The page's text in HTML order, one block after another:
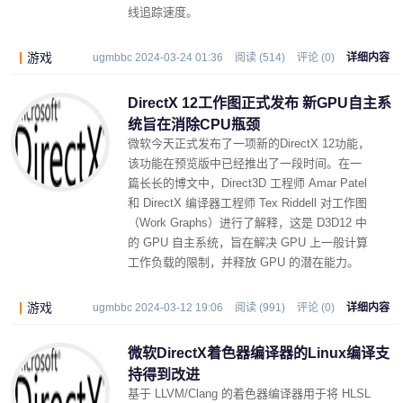
线追踪速度。
游戏 ugmbbc 2024-03-24 01:36 阅读 (514) 评论 (0) 详细内容
DirectX 12工作图正式发布 新GPU自主系
统旨在消除CPU瓶颈
微软今天正式发布了一项新的DirectX 12功能，
该功能在预览版中已经推出了一段时间。在一
篇长长的博文中，Direct3D 工程师 Amar Patel
和 DirectX 编译器工程师 Tex Riddell 对工作图
（Work Graphs）进行了解释，这是 D3D12 中
的 GPU 自主系统，旨在解决 GPU 上一般计算
工作负载的限制，并释放 GPU 的潜在能力。
游戏 ugmbbc 2024-03-12 19:06 阅读 (991) 评论 (0) 详细内容
微软DirectX着色器编译器的Linux编译支
持得到改进
基于 LLVM/Clang 的着色器编译器用于将 HLSL